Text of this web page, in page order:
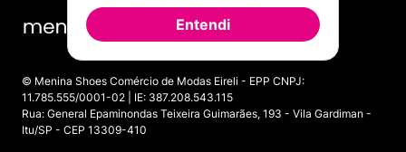
© Menina Shoes Comércio de Modas Eireli - EPP CNPJ:
11.785.555/0001-02 | IE: 387.208.543.115
Rua: General Epaminondas Teixeira Guimarães, 193 - Vila Gardiman -
Itu/SP - CEP 13309-410
Entendi